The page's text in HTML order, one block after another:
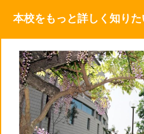
本校をもっと詳しく知りた